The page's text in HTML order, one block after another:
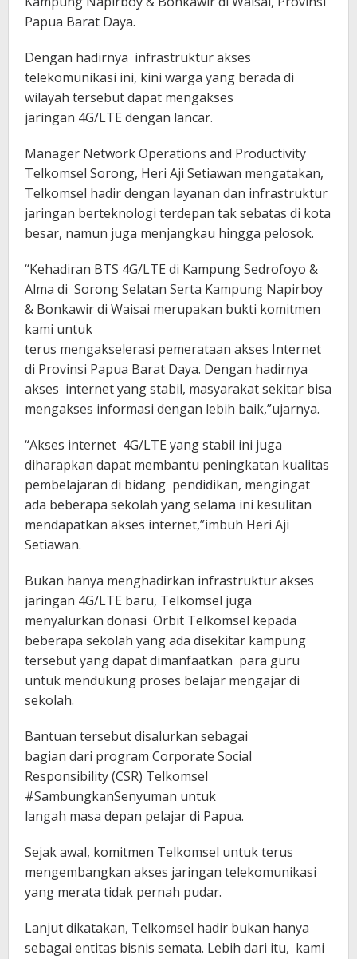
Papua Barat Daya.
Dengan hadirnya infrastruktur akses
telekomunikasi ini, kini warga yang berada di
wilayah tersebut dapat mengakses
jaringan 4G/LTE dengan lancar.
Manager Network Operations and Productivity
Telkomsel Sorong, Heri Aji Setiawan mengatakan,
Telkomsel hadir dengan layanan dan infrastruktur
jaringan berteknologi terdepan tak sebatas di kota
besar, namun juga menjangkau hingga pelosok.
“Kehadiran BTS 4G/LTE di Kampung Sedrofoyo &
Alma di Sorong Selatan Serta Kampung Napirboy
& Bonkawir di Waisai merupakan bukti komitmen
kami untuk
terus mengakselerasi pemerataan akses Internet
di Provinsi Papua Barat Daya. Dengan hadirnya
akses internet yang stabil, masyarakat sekitar bisa
mengakses informasi dengan lebih baik,”ujarnya.
“Akses internet 4G/LTE yang stabil ini juga
diharapkan dapat membantu peningkatan kualitas
pembelajaran di bidang pendidikan, mengingat
ada beberapa sekolah yang selama ini kesulitan
mendapatkan akses internet,”imbuh Heri Aji
Setiawan.
Bukan hanya menghadirkan infrastruktur akses
jaringan 4G/LTE baru, Telkomsel juga
menyalurkan donasi Orbit Telkomsel kepada
beberapa sekolah yang ada disekitar kampung
tersebut yang dapat dimanfaatkan para guru
untuk mendukung proses belajar mengajar di
sekolah.
Bantuan tersebut disalurkan sebagai
bagian dari program Corporate Social
Responsibility (CSR) Telkomsel
#SambungkanSenyuman untuk
langah masa depan pelajar di Papua.
Sejak awal, komitmen Telkomsel untuk terus
mengembangkan akses jaringan telekomunikasi
yang merata tidak pernah pudar.
Lanjut dikatakan, Telkomsel hadir bukan hanya
sebagai entitas bisnis semata. Lebih dari itu, kami